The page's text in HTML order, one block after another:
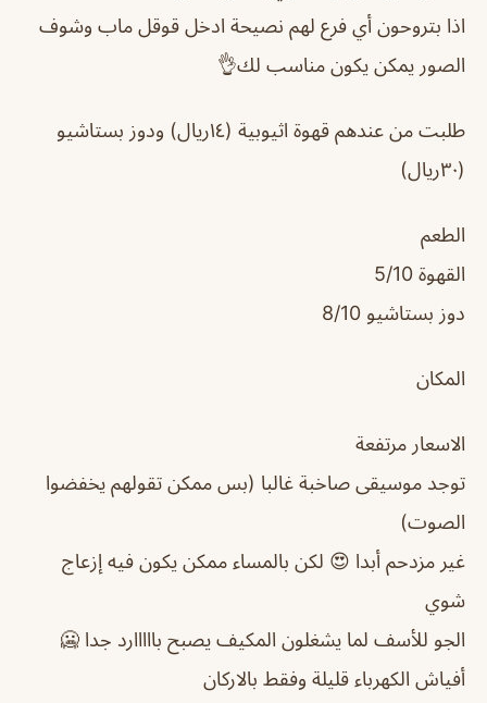
اذا بتروحون أي فرع لهم نصيحة ادخل قوقل ماب وشوف
الصور يمكن يكون مناسب لك👌
طلبت من عندهم قهوة اثيوبية (١٤ريال) ودوز بستاشيو
(٣٠ريال)
الطعم
القهوة 5/10
دوز بستاشيو 8/10
المكان
الاسعار مرتفعة
توجد موسيقى صاخبة غالبا (بس ممكن تقولهم يخفضوا
الصوت)
غير مزدحم أبدا 😍 لكن بالمساء ممكن يكون فيه إزعاج
شوي
الجو للأسف لما يشغلون المكيف يصبح بااااارد جدا 🥶
أفياش الكهرباء قليلة وفقط بالاركان